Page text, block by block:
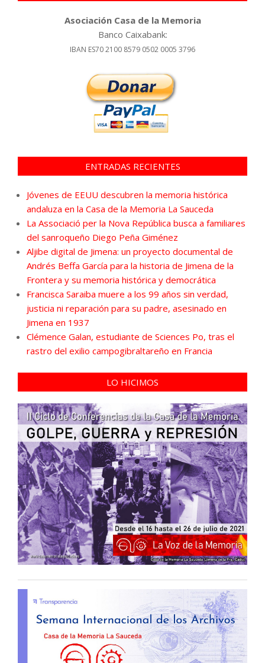
Asociación Casa de la Memoria
Banco Caixabank:
IBAN ES70 2100 8579 0502 0005 3796
ENTRADAS RECIENTES
Jóvenes de EEUU descubren la memoria histórica
andaluza en la Casa de la Memoria La Sauceda
La Associació per la Nova República busca a familiares
del sanroqueño Diego Peña Giménez
Aljibe digital de Jimena: un proyecto documental de
Andrés Beffa García para la historia de Jimena de la
Frontera y su memoria histórica y democrática
Francisca Saraiba muere a los 99 años sin verdad,
justicia ni reparación para su padre, asesinado en
Jimena en 1937
Clémence Galan, estudiante de Sciences Po, tras el
rastro del exilio campogibraltareño en Francia
LO HICIMOS